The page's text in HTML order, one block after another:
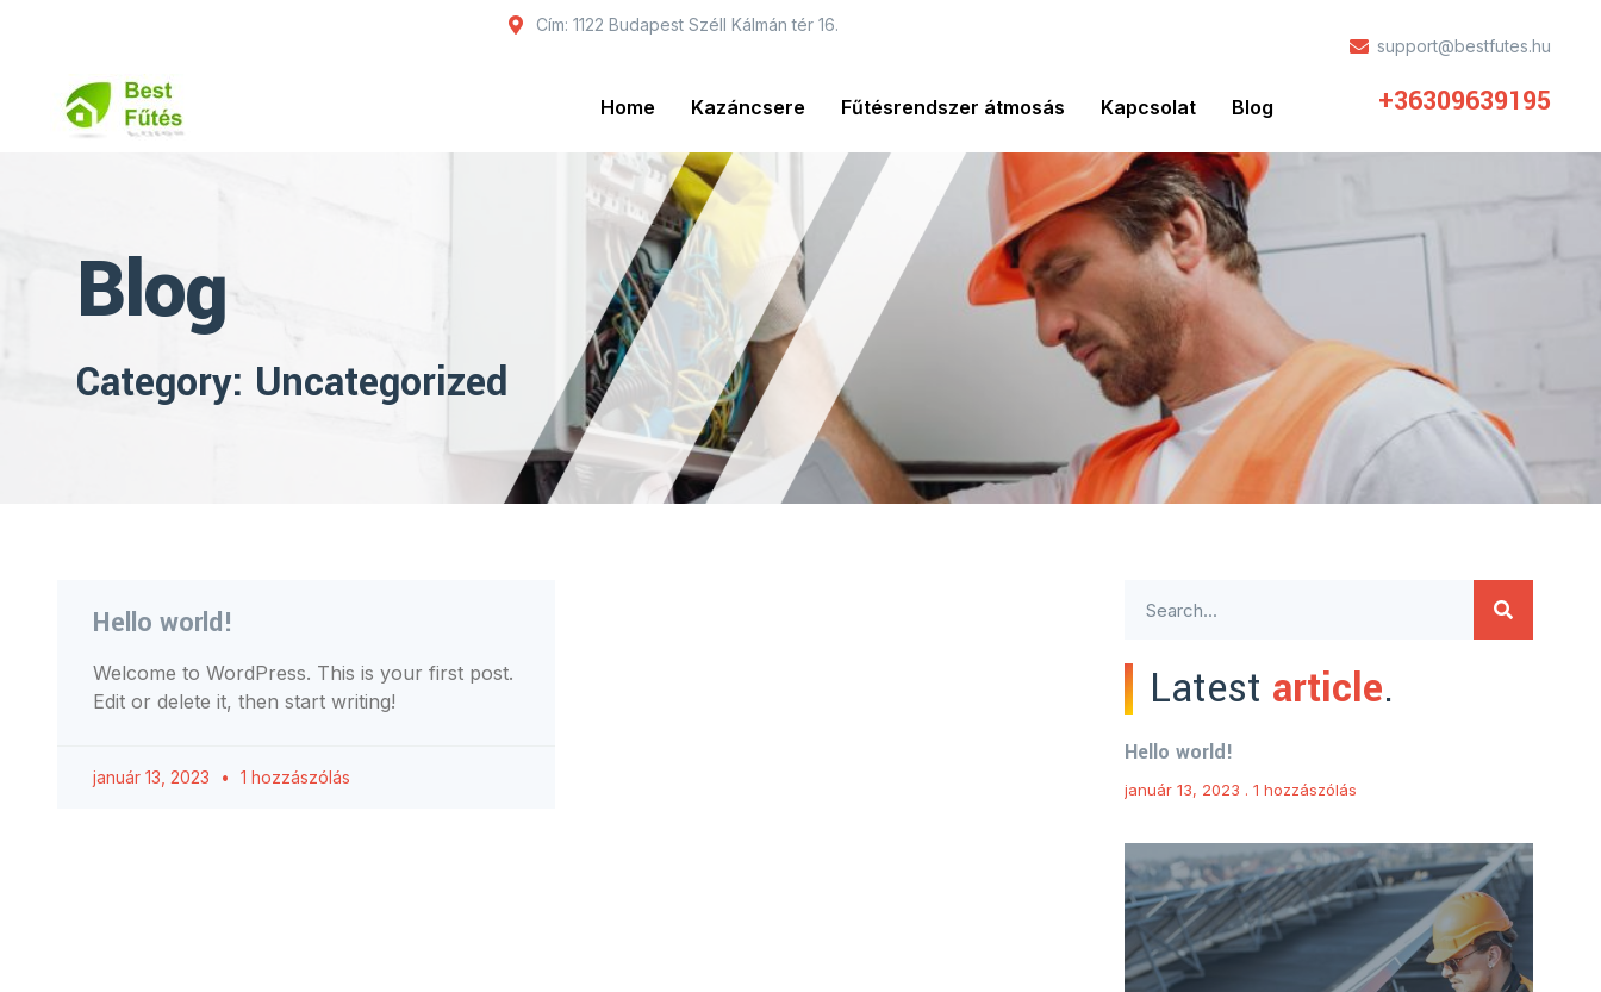
Cím: 1122 Budapest Széll Kálmán tér 16.
Home Kazáncsere Fűtésrendszer átmosás Kapcsolat Blog
support@bestfutes.hu
+36309639195
Blog
Category: Uncategorized
Hello world!
Welcome to WordPress. This is your first post.
Edit or delete it, then start writing!
január 13, 2023 1 hozzászólás
Latest article.
Hello world!
január 13, 2023 1 hozzászólás